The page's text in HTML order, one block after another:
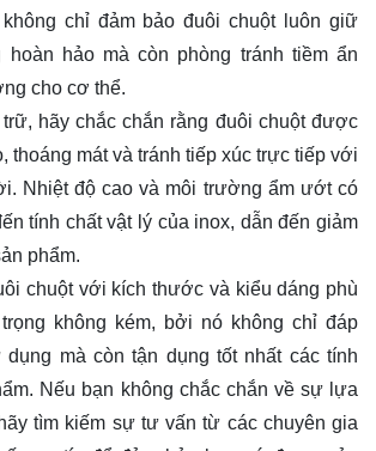
chỉ đảm bảo đuôi chuột luôn giữ
hảo mà còn phòng tránh tiềm ẩn
cho cơ thể.
hãy chắc chắn rằng đuôi chuột được
thoáng mát và tránh tiếp xúc trực tiếp với
Nhiệt độ cao và môi trường ẩm ướt có
tính chất vật lý của inox, dẫn đến giảm
phẩm.
chuột với kích thước và kiểu dáng phù
không kém, bởi nó không chỉ đáp
mà còn tận dụng tốt nhất các tính
Nếu bạn không chắc chắn về sự lựa
tìm kiếm sự tư vấn từ các chuyên gia